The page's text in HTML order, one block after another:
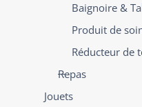
Baignoire &
Produit de
Réducteur de
Repas
Jouets